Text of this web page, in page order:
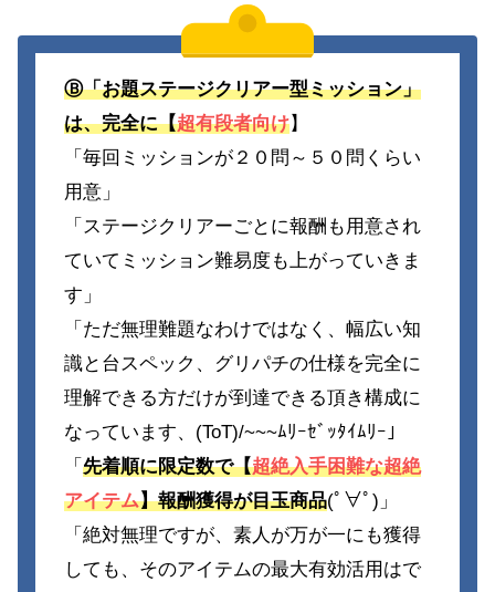
Ⓑ「お題ステージクリアー型ミッション」
は、完全に【超有段者向け】
「毎回ミッションが２０問～５０問くらい
用意」
「ステージクリアーごとに報酬も用意され
ていてミッション難易度も上がっていきま
す」
「ただ無理難題なわけではなく、幅広い知
識と台スペック、グリパチの仕様を完全に
理解できる方だけが到達できる頂き構成に
なっています、(ToT)/~~~ﾑﾘｰｾﾞｯﾀｲﾑﾘｰ」
「 先着順に限定数で【超絶入手困難な超絶
アイテム】報酬獲得が目玉商品(ﾟ∀ﾟ)」
「絶対無理ですが、素人が万が一にも獲得
しても、そのアイテムの最大有効活用はで